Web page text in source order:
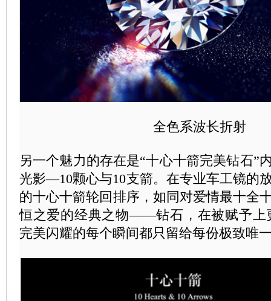
全色系波长折射
另一个魅力的存在是“十心十箭完美钻石”
光影—10颗心与10支箭。在专业车工镜的
的十心十箭轮回排序，如同对爱情最十全
恒之爱的经典之物——钻石，在被赋予上
完美闪耀的每个瞬间都只留给每份极致唯